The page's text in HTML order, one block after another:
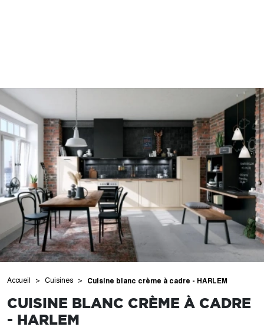
Accueil Cuisines Cuisine blanc crème à cadre - HARLEM
CUISINE BLANC CRÈME À CADRE
- HARLEM